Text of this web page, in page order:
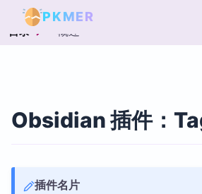
PKMER
目录 概述
Obsidian 插件：
插件名片